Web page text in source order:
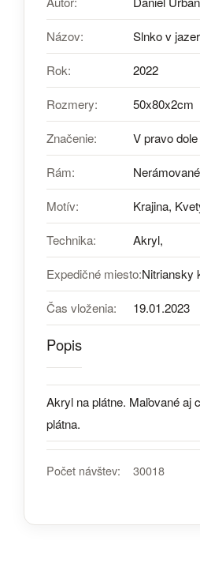
Názov: Slnko v
Rok: 2022
Rozmery: 50x80x2cm
Značenie: V pravo
Rám:
Motív: Krajina,
Technika: Akryl,
Expedičné miesto:Nitriansky
Čas vloženia: 19.01.2023
Popis
Akryl na plátne. Maľované aj
plátna.
Počet návštev: 30018